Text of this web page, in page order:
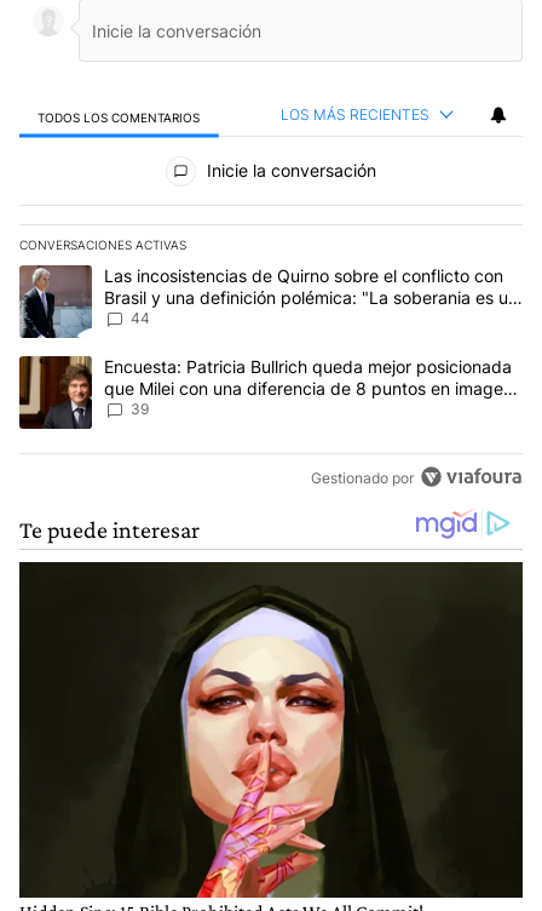
TODOS LOS COMENTARIOS LOS MÁS RECIENTES
Todos los comentarios
Inicie la conversación
CONVERSACIONES ACTIVAS
Este listado muestra los artículos con más comentarios en los
Un artículo de tendencia con el título "Las incosistencias de
Las incosistencias de Quirno sobre el conflicto con
Brasil y una definición polémica: "La soberania es un
concepto antiguo"
44
Un artículo de tendencia con el título "Encuesta: Patricia
Encuesta: Patricia Bullrich queda mejor posicionada
que Milei con una diferencia de 8 puntos en imagen
negativa
39
Gestionado por